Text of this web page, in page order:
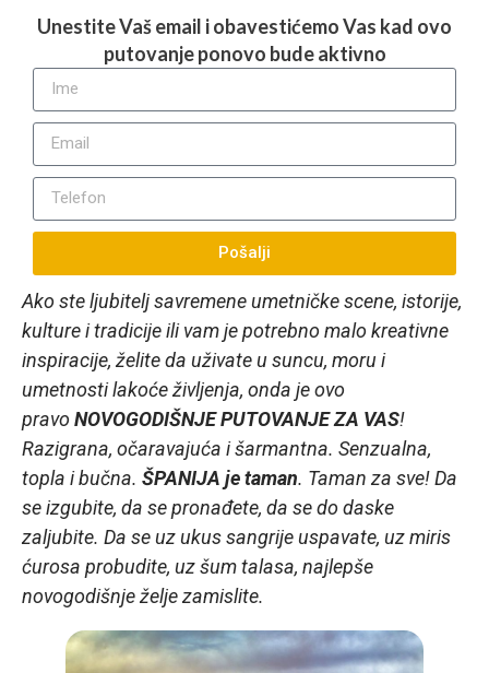
Unestite Vaš email i obavestićemo Vas kad ovo
putovanje ponovo bude aktivno
Pošalji
Ako ste ljubitelj savremene umetničke scene, istorije,
kulture i tradicije ili vam je potrebno malo kreativne
inspiracije, želite da uživate u suncu, moru i
umetnosti lakoće življenja, onda je ovo
pravoNOVOGODIŠNJE PUTOVANJE ZA VAS!
Razigrana, očaravajuća i šarmantna. Senzualna,
topla i bučna. ŠPANIJA je taman. Taman za sve! Da
se izgubite, da se pronađete, da se do daske
zaljubite. Da se uz ukus sangrije uspavate, uz miris
ćurosa probudite, uz šum talasa, najlepše
novogodišnje želje zamislite.